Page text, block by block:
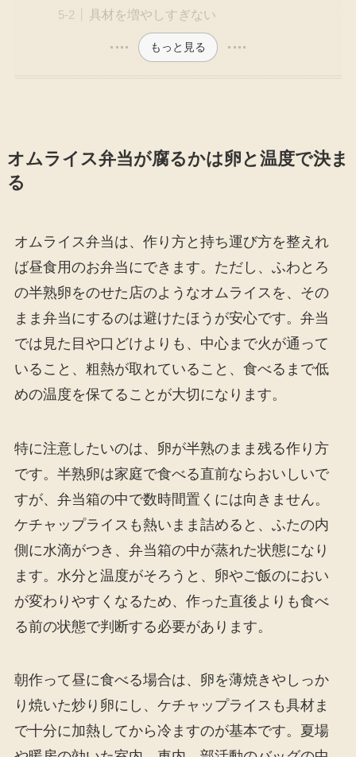
具材を増やしすぎない
もっと見る
オムライス弁当が腐るかは卵と温度で決ま
る
オムライス弁当は、作り方と持ち運び方を整えれ
ば昼食用のお弁当にできます。ただし、ふわとろ
の半熟卵をのせた店のようなオムライスを、その
まま弁当にするのは避けたほうが安心です。弁当
では見た目や口どけよりも、中心まで火が通って
いること、粗熱が取れていること、食べるまで低
めの温度を保てることが大切になります。
特に注意したいのは、卵が半熟のまま残る作り方
です。半熟卵は家庭で食べる直前ならおいしいで
すが、弁当箱の中で数時間置くには向きません。
ケチャップライスも熱いまま詰めると、ふたの内
側に水滴がつき、弁当箱の中が蒸れた状態になり
ます。水分と温度がそろうと、卵やご飯のにおい
が変わりやすくなるため、作った直後よりも食べ
る前の状態で判断する必要があります。
朝作って昼に食べる場合は、卵を薄焼きやしっか
り焼いた炒り卵にし、ケチャップライスも具材ま
で十分に加熱してから冷ますのが基本です。夏場